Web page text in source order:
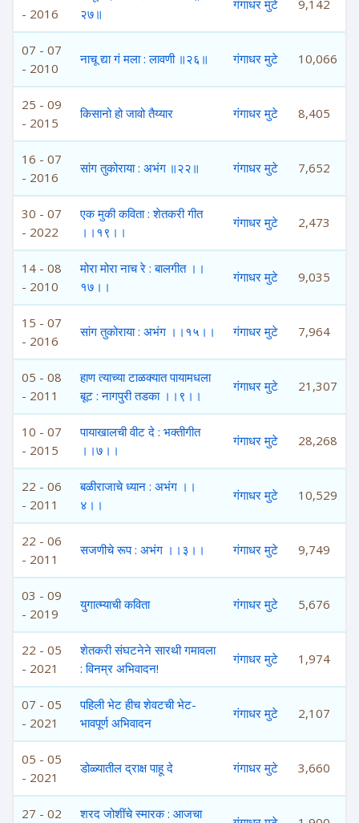
- 2016
२७॥
गंगाधर मुटे 9,142
07 - 07
- 2010
नाचू द्या गं मला : लावणी ॥२६॥ गंगाधर मुटे 10,066
25 - 09
- 2015
किसानो हो जावो तैय्यार गंगाधर मुटे 8,405
16 - 07
- 2016
सांग तुकोराया : अभंग ॥२२॥ गंगाधर मुटे 7,652
30 - 07
- 2022
एक मुकी कविता : शेतकरी गीत
।।१९।।
गंगाधर मुटे 2,473
14 - 08
- 2010
मोरा मोरा नाच रे : बालगीत ।।
१७।।
गंगाधर मुटे 9,035
15 - 07
- 2016
सांग तुकोराया : अभंग ।।१५।। गंगाधर मुटे 7,964
05 - 08
- 2011
हाण त्याच्या टाळक्यात पायामधला
बूट : नागपुरी तडका ।।९।।
गंगाधर मुटे 21,307
10 - 07
- 2015
पायाखालची वीट दे : भक्तीगीत
।।७।।
गंगाधर मुटे 28,268
22 - 06
- 2011
बळीराजाचे ध्यान : अभंग ।।
४।।
गंगाधर मुटे 10,529
22 - 06
- 2011
सजणीचे रूप : अभंग ।।३।। गंगाधर मुटे 9,749
03 - 09
- 2019
युगात्म्याची कविता गंगाधर मुटे 5,676
22 - 05
- 2021
शेतकरी संघटनेने सारथी गमावला
: विनम्र अभिवादन!
गंगाधर मुटे 1,974
07 - 05
- 2021
पहिली भेट हीच शेवटची भेट-
भावपूर्ण अभिवादन
गंगाधर मुटे 2,107
05 - 05
- 2021
डोळ्यातील द्राक्ष पाहू दे गंगाधर मुटे 3,660
27 - 02 शरद जोशींचे स्मारक : आजचा